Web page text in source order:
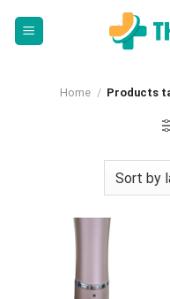
Home / Products